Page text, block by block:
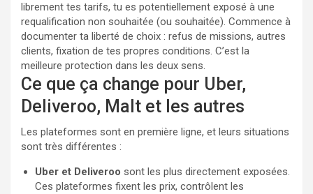
librement tes tarifs, tu es potentiellement exposé à une
requalification non souhaitée (ou souhaitée). Commence à
documenter ta liberté de choix : refus de missions, autres
clients, fixation de tes propres conditions. C’est la
meilleure protection dans les deux sens.
Ce que ça change pour Uber,
Deliveroo, Malt et les autres
Les plateformes sont en première ligne, et leurs situations
sont très différentes :
Uber et Deliveroo sont les plus directement exposées.
Ces plateformes fixent les prix, contrôlent les